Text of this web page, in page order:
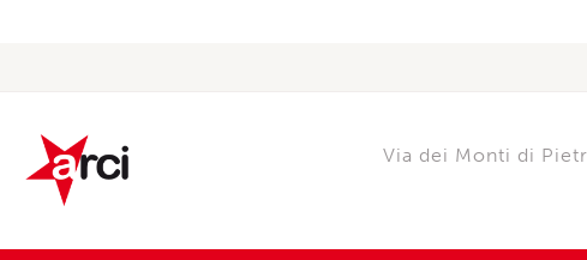
Via dei Monti di